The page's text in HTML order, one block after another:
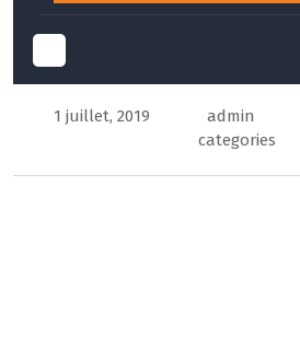
Open
Button
1 juillet, 2019 admin
categories